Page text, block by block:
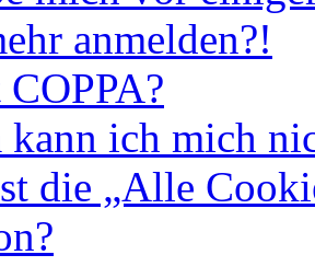
anmelden?!
kann ich mich
die „Alle